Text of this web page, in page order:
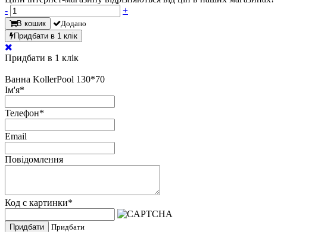
-
+
В кошик
Додано
Придбати в 1 клік
Придбати в 1 клік
Ванна KollerPool 130*70
Ім'я*
Телефон*
Email
Повідомлення
Код с картинки*
Придбати Придбати